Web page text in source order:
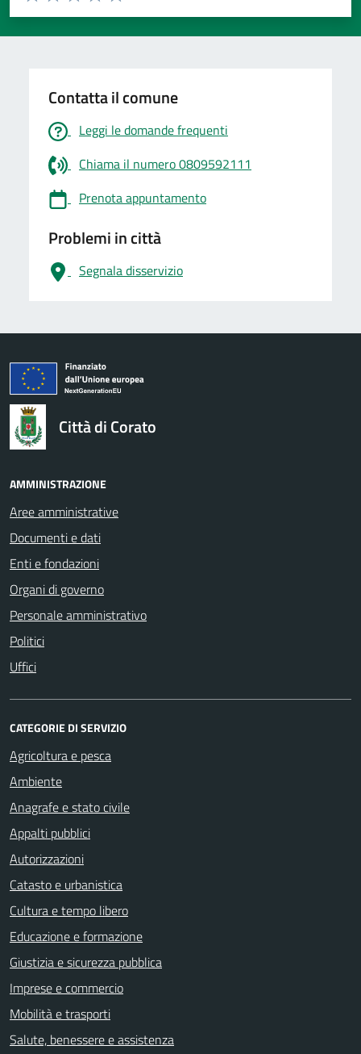
Valuta 5 stelle su 5
Valuta 4 stelle su 5
Valuta 3 stelle su 5
Valuta 2 stelle su 5
Valuta 1 stelle su 5
Contatta il comune
Leggi le domande frequenti
Chiama il numero 0809592111
Prenota appuntamento
Problemi in città
Segnala disservizio
logo Unione Europea
Città di Corato
AMMINISTRAZIONE
Aree amministrative
Documenti e dati
Enti e fondazioni
Organi di governo
Personale amministrativo
Politici
Uffici
CATEGORIE DI SERVIZIO
Agricoltura e pesca
Ambiente
Anagrafe e stato civile
Appalti pubblici
Autorizzazioni
Catasto e urbanistica
Cultura e tempo libero
Educazione e formazione
Giustizia e sicurezza pubblica
Imprese e commercio
Mobilità e trasporti
Salute, benessere e assistenza